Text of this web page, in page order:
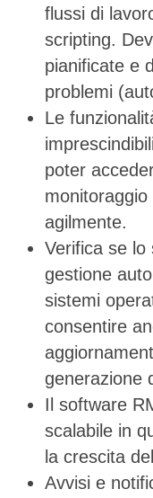
flussi di
scripting.
pianificate e
problemi
Le
poter
agilmente.
Verifica se lo
gestione
sistemi
consentire
generazione
Il software
scalabile in
la crescita
Avvisi e